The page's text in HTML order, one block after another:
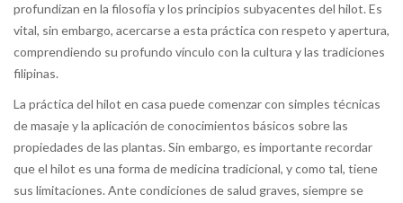
profundizan en la filosofía y los principios subyacentes del hilot. Es
vital, sin embargo, acercarse a esta práctica con respeto y apertura,
comprendiendo su profundo vínculo con la cultura y las tradiciones
filipinas.
La práctica del hilot en casa puede comenzar con simples técnicas
de masaje y la aplicación de conocimientos básicos sobre las
propiedades de las plantas. Sin embargo, es importante recordar
que el hilot es una forma de medicina tradicional, y como tal, tiene
sus limitaciones. Ante condiciones de salud graves, siempre se